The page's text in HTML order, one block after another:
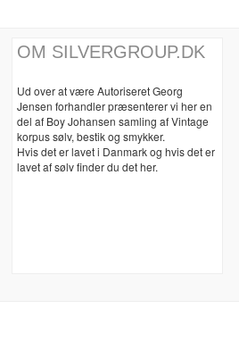
OM SILVERGROUP.DK
Ud over at være Autoriseret Georg
Jensen forhandler præsenterer vi her en
del af Boy Johansen samling af Vintage
korpus sølv, bestik og smykker.
Hvis det er lavet i Danmark og hvis det er
lavet af sølv finder du det her.